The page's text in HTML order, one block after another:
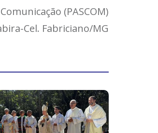
(PASCOM)
Cel. Fabriciano/MG